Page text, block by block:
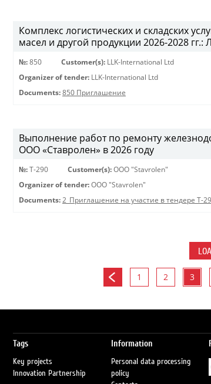
Комплекс логистических и складских
масел и другой продукции 2026-2028
№: 850 Customer(s): LLK-International Ltd
Organizer of tender: LLK-International Ltd
Documents: 850 Приглашение
Выполнение работ по ремонту
ООО «Ставролен» в 2026 году
№: Т-290 Customer(s): OOO "Stavrolen"
Organizer of tender: OOO "Stavrolen"
Documents: 2_Приглашение на участие в тендере Т-
1 2 3
Tags
Key projects
Innovation Partnership
Information
Personal data processing
policy